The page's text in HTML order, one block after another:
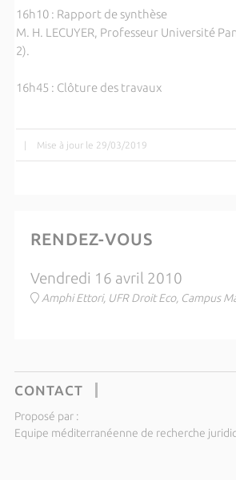
16h10 : Rapport de synthèse
M. H. LECUYER, Professeur Université
2).
16h45 : Clôture des travaux
| Mise à jour le 29/03/2019
RENDEZ-VOUS
Vendredi 16 avril 2010
Amphi Ettori, UFR Droit Eco, Campus
CONTACT
Proposé par :
Equipe méditerranéenne de recherche